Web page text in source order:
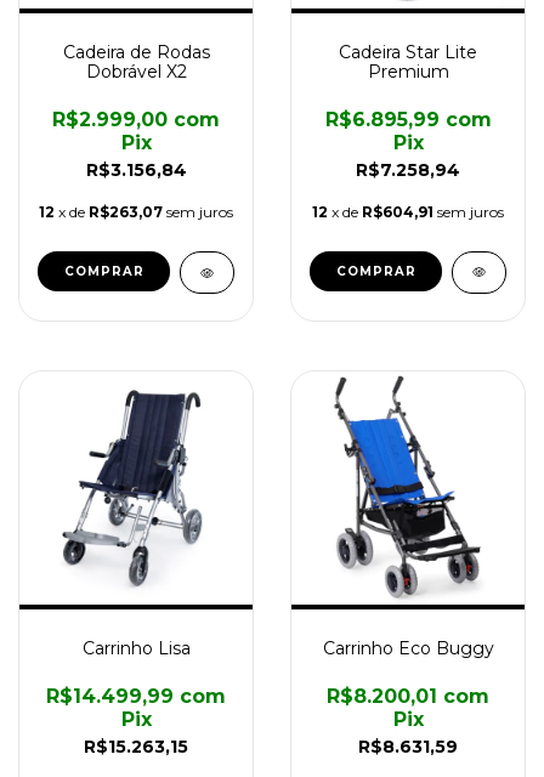
Cadeira de Rodas
Dobrável X2
R$3.156,84
R$2.999,00 com
Pix
12 x de R$263,07 sem juros
COMPRAR
Cadeira Star Lite
Premium
R$7.258,94
R$6.895,99 com
Pix
12 x de R$604,91 sem juros
COMPRAR
Carrinho Lisa
R$15.263,15
R$14.499,99 com
Pix
Carrinho Eco Buggy
R$8.631,59
R$8.200,01 com
Pix